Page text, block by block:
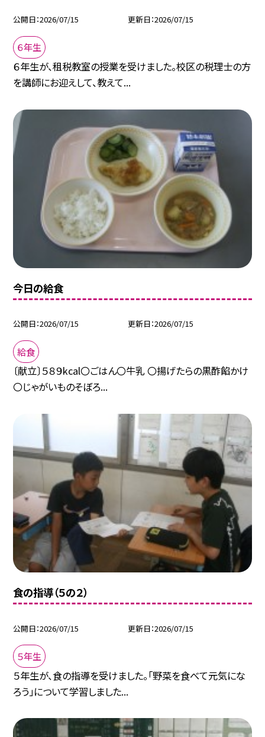
公開日 2026/07/15 更新日 2026/07/15
６年生
６年生が、租税教室の授業を受けました。校区の税理士の方
を講師にお迎えして、教えて...
今日の給食
公開日 2026/07/15 更新日 2026/07/15
給食
〔献立〕５８９kcal〇ごはん〇牛乳 〇揚げたらの黒酢餡かけ
〇じゃがいものそぼろ...
食の指導（５の２）
公開日 2026/07/15 更新日 2026/07/15
５年生
５年生が、食の指導を受けました。「野菜を食べて元気にな
ろう」について学習しました...